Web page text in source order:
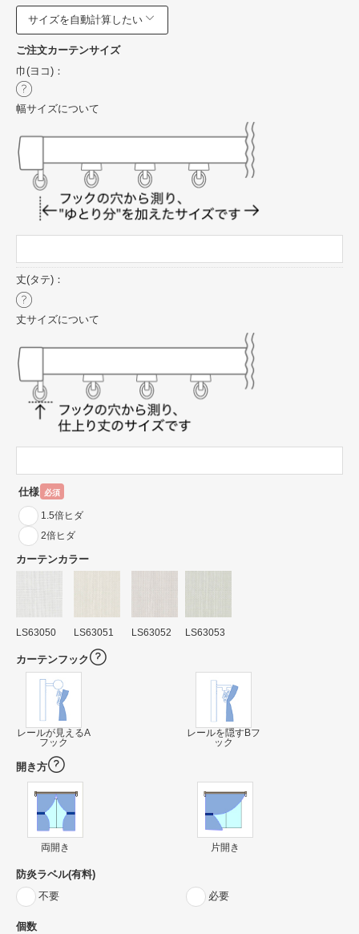
サイズを自動計算したい
ご注文カーテンサイズ
巾(ヨコ)：
幅サイズについて
丈(タテ)：
丈サイズについて
仕様 必須
1.5倍ヒダ
2倍ヒダ
カーテンカラー
LS63050 LS63051 LS63052 LS63053
カーテンフック
レールが見えるA
フック
レールを隠すBフ
ック
開き方
両開き 片開き
防炎ラベル(有料)
不要
必要
個数